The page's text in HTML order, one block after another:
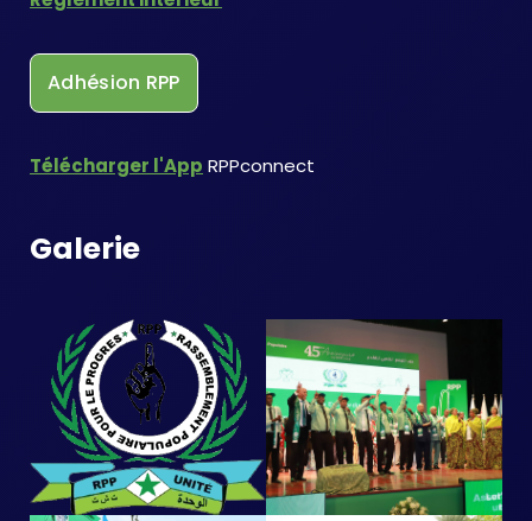
Adhésion RPP
Télécharger l'App RPPconnect
Galerie